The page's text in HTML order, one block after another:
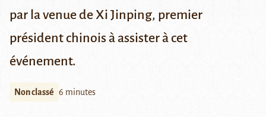
par la venue de Xi Jinping, premier
président chinois à assister à cet
événement.
Non classé 6 minutes